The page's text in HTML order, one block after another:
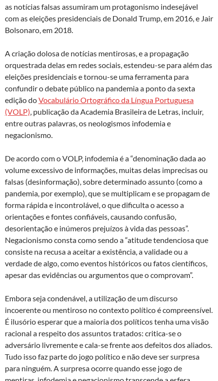
as notícias falsas assumiram um protagonismo indesejável
com as eleições presidenciais de Donald Trump, em 2016, e Jair
Bolsonaro, em 2018.
A criação dolosa de notícias mentirosas, e a propagação
orquestrada delas em redes sociais, estendeu-se para além das
eleições presidenciais e tornou-se uma ferramenta para
confundir o debate público na pandemia a ponto da sexta
edição doVocabulário Ortográfico da Língua Portuguesa
(VOLP), publicação da Academia Brasileira de Letras, incluir,
entre outras palavras, os neologismos infodemia e
negacionismo.
De acordo com o VOLP, infodemia é a “denominação dada ao
volume excessivo de informações, muitas delas imprecisas ou
falsas (desinformação), sobre determinado assunto (como a
pandemia, por exemplo), que se multiplicam e se propagam de
forma rápida e incontrolável, o que dificulta o acesso a
orientações e fontes confiáveis, causando confusão,
desorientação e inúmeros prejuízos à vida das pessoas”.
Negacionismo consta como sendo a “atitude tendenciosa que
consiste na recusa a aceitar a existência, a validade ou a
verdade de algo, como eventos históricos ou fatos científicos,
apesar das evidências ou argumentos que o comprovam”.
Embora seja condenável, a utilização de um discurso
incoerente ou mentiroso no contexto político é compreensível.
É ilusório esperar que a maioria dos políticos tenha uma visão
racional a respeito dos assuntos tratados: critica-se o
adversário livremente e cala-se frente aos defeitos dos aliados.
Tudo isso faz parte do jogo político e não deve ser surpresa
para ninguém. A surpresa ocorre quando esse jogo de